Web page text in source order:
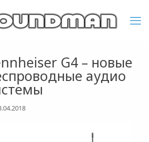
G4 – новые
аудио